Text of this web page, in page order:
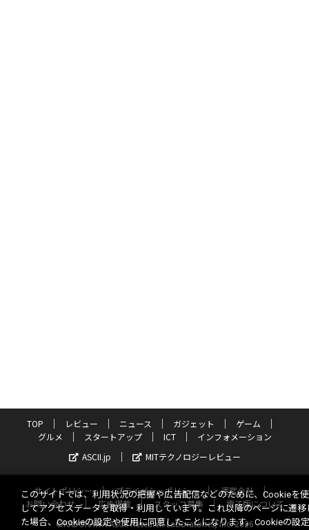
TOP レビュー ニュース ガジェット
ゲーム
グルメ
スタートアップ ICT
インフォメーション
ASCII.jp
MITテクノロジーレビュー
サイトポリシー プライバシーポリシー
運営会社
お問い合わせ
広告掲載 スタッフ募集
電子版について
©KADOKAWA ASCII Research Laboratories, Inc. 2026
このサイトでは、利用状況の把握や広告配信などのために、Cookieを
してアクセスデータを取得・利用しています。これ以降のページに遷移
た場合、Cookieの設定や使用に同意したことになります。Cookieの設